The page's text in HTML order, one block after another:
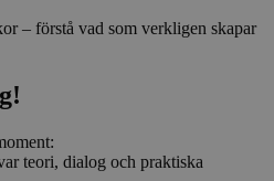
– förstå vad som verkligen skapar
teori, dialog och praktiska